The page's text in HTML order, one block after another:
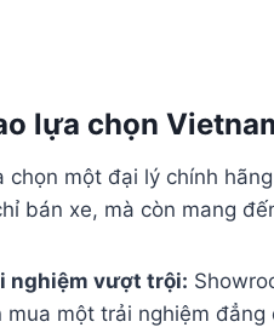
lựa chọn
chọn một đại lý chính
bán xe, mà còn mang
nghiệm vượt trội:
mua một trải nghiệm